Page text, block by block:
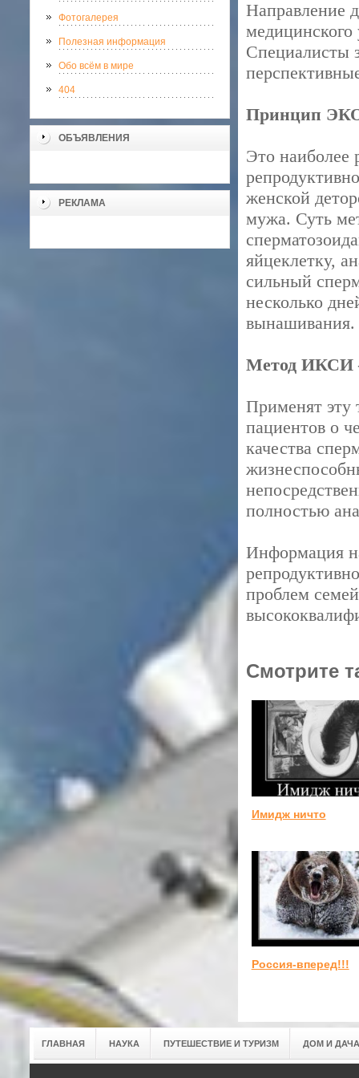
Фотогалерея
Полезная информация
Обо всём в мире
404
ОБЪЯВЛЕНИЯ
РЕКЛАМА
Направление
медицинского
Специалисты
Принцип ЭКО
Это наиболее
женской
мужа. Суть
яйцеклетку,
сильный
несколько
вынашивания.
Метод ИКСИ
Применят эту
пациентов о
качества
полностью
Информация
проблем
Смотрите
Имидж ничто
Россия-вперед!!!
ГЛАВНАЯ НАУКА ПУТЕШЕСТВИЕ И ТУРИЗМ ДОМ И ДАЧА